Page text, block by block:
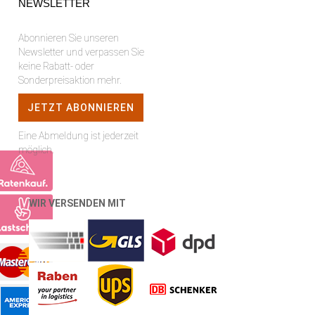
NEWSLETTER
Abonnieren Sie unseren
Newsletter und verpassen Sie
keine Rabatt- oder
Sonderpreisaktion mehr.
Eine Abmeldung ist jederzeit
möglich.
WIR VERSENDEN MIT